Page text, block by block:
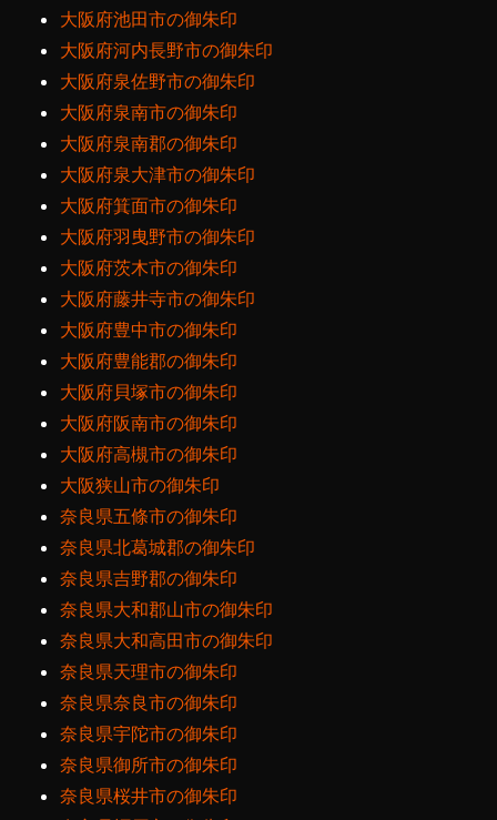
大阪府池田市の御朱印
大阪府河内長野市の御朱印
大阪府泉佐野市の御朱印
大阪府泉南市の御朱印
大阪府泉南郡の御朱印
大阪府泉大津市の御朱印
大阪府箕面市の御朱印
大阪府羽曳野市の御朱印
大阪府茨木市の御朱印
大阪府藤井寺市の御朱印
大阪府豊中市の御朱印
大阪府豊能郡の御朱印
大阪府貝塚市の御朱印
大阪府阪南市の御朱印
大阪府高槻市の御朱印
大阪狭山市の御朱印
奈良県五條市の御朱印
奈良県北葛城郡の御朱印
奈良県吉野郡の御朱印
奈良県大和郡山市の御朱印
奈良県大和高田市の御朱印
奈良県天理市の御朱印
奈良県奈良市の御朱印
奈良県宇陀市の御朱印
奈良県御所市の御朱印
奈良県桜井市の御朱印